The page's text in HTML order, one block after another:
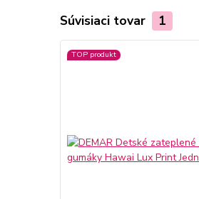
Súvisiaci tovar 1
TOP produkt